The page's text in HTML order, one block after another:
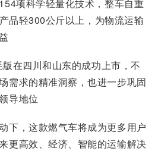
项科学轻量化技术，整车自重
品轻300公斤以上，为物流运输
在四川和山东的成功上市，不
需求的精准洞察，也进一步巩固
导地位
下，这款燃气车将成为更多用户
更高效、经济、智能的运输解决